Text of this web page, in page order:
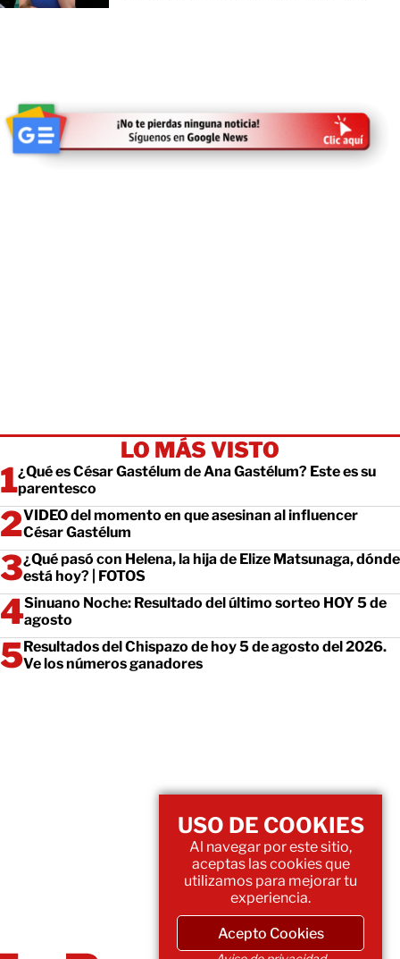
LO MÁS VISTO
¿Qué es César Gastélum de Ana Gastélum? Este es su
parentesco
VIDEO del momento en que asesinan al influencer
César Gastélum
¿Qué pasó con Helena, la hija de Elize Matsunaga, dónde
está hoy? | FOTOS
Sinuano Noche: Resultado del último sorteo HOY 5 de
agosto
Resultados del Chispazo de hoy 5 de agosto del 2026.
Ve los números ganadores
USO DE COOKIES
Al navegar por este sitio,
aceptas las cookies que
utilizamos para mejorar tu
experiencia.
Acepto Cookies